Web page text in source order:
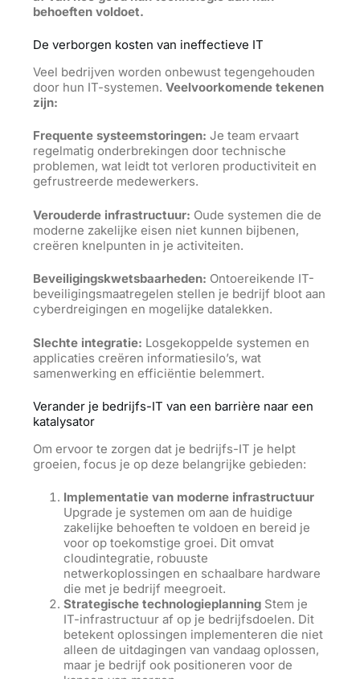
behoeften voldoet.
De verborgen kosten van ineffectieve IT
Veel bedrijven worden onbewust tegengehouden
door hun IT-systemen.Veelvoorkomende tekenen
zijn:
Frequente systeemstoringen: Je team ervaart
regelmatig onderbrekingen door technische
problemen, wat leidt tot verloren productiviteit en
gefrustreerde medewerkers.
Verouderde infrastructuur: Oude systemen die de
moderne zakelijke eisen niet kunnen bijbenen,
creëren knelpunten in je activiteiten.
Beveiligingskwetsbaarheden: Ontoereikende IT-
beveiligingsmaatregelen stellen je bedrijf bloot aan
cyberdreigingen en mogelijke datalekken.
Slechte integratie: Losgekoppelde systemen en
applicaties creëren informatiesilo’s, wat
samenwerking en efficiëntie belemmert.
Verander je bedrijfs-IT van een barrière naar een
katalysator
Om ervoor te zorgen dat je bedrijfs-IT je helpt
groeien, focus je op deze belangrijke gebieden:
Implementatie van moderne infrastructuur
Upgrade je systemen om aan de huidige
zakelijke behoeften te voldoen en bereid je
voor op toekomstige groei. Dit omvat
cloudintegratie, robuuste
netwerkoplossingen en schaalbare hardware
die met je bedrijf meegroeit.
Strategische technologieplanningStem je
IT-infrastructuur af op je bedrijfsdoelen. Dit
betekent oplossingen implementeren die niet
alleen de uitdagingen van vandaag oplossen,
maar je bedrijf ook positioneren voor de